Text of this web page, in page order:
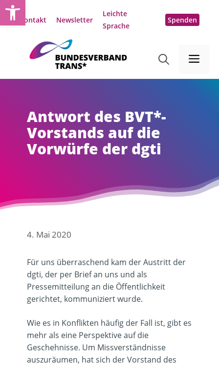
Zum
Inhalt
Kontakt Newsletter
Leichte
Sprache
Spenden
Antwort des BVT*-
Vorstands auf die
Vorwürfe der dgti
4. Mai 2020
Für uns überraschend kam der Austritt der
dgti, der per Brief an uns und als
Pressemitteilung an die Öffentlichkeit
gerichtet, kommuniziert wurde.
Wie es in Konflikten häufig der Fall ist, gibt es
mehr als eine Perspektive auf die
Geschehnisse. Um Missverständnisse
auszuräumen, hat sich der Vorstand des